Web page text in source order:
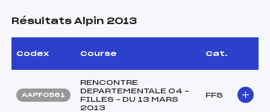
Résultats Alpin 2013
Codex Course Cat.
AAPF0561
RENCONTRE
DEPARTEMENTALE 04 –
FILLES – DU 13 MARS
2013
FFS